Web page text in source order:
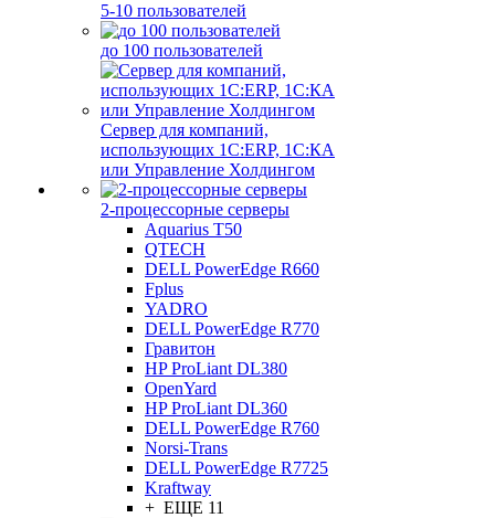
5-10 пользователей
до 100 пользователей
Сервер для компаний,
использующих 1C:ERP, 1С:КА
или Управление Холдингом
2-процессорные серверы
Aquarius T50
QTECH
DELL PowerEdge R660
Fplus
YADRO
DELL PowerEdge R770
Гравитон
HP ProLiant DL380
OpenYard
HP ProLiant DL360
DELL PowerEdge R760
Norsi-Trans
DELL PowerEdge R7725
Kraftway
+ ЕЩЕ 11